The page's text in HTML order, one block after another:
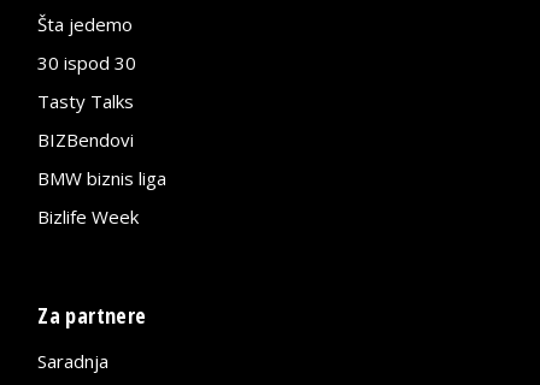
Šta jedemo
30 ispod 30
Tasty Talks
BIZBendovi
BMW biznis liga
Bizlife Week
Za partnere
Saradnja